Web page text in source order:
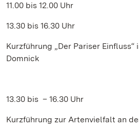
11.00 bis 12.00 Uhr
13.30 bis 16.30 Uhr
Kurzführung „Der Pariser Einfluss“
Domnick
13.30 bis – 16.30 Uhr
Kurzführung zur Artenvielfalt an